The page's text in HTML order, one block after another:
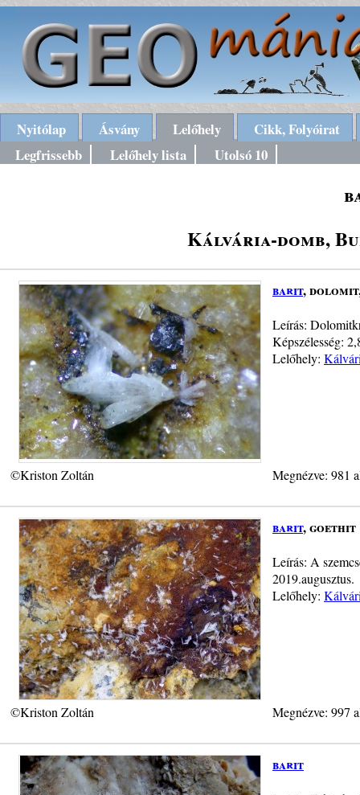
Nyitólap Ásvány Lelőhely
Cikk, Folyóirat
Legfrissebb
Lelőhely lista Utolsó 10
Kálvária-domb,
barit,
Leírás:
Képszélesség:
Lelőhely:
©Kriston Zoltán Megnézve: 981
barit, goethit
Leírás: A
2019.augusztus.
Lelőhely:
©Kriston Zoltán Megnézve: 997
barit